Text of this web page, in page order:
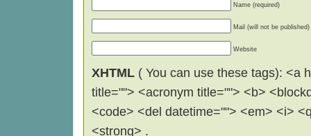
Name (required)
Mail (will not be published)
Website
XHTML ( You can use these tags): <a
title=""> <acronym title=""> <b>
<code> <del datetime=""> <em> <i>
<strong> .